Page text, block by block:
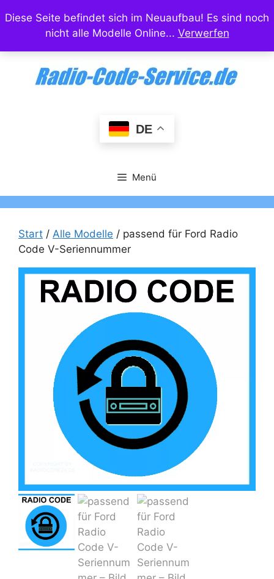
Diese Seite befindet sich im Neuaufbau! Es sind noch
nicht alle Modelle Online... Verwerfen
Inhalt
DE
Menü
Start / Alle Modelle / passend für Ford Radio
Code V-Seriennummer